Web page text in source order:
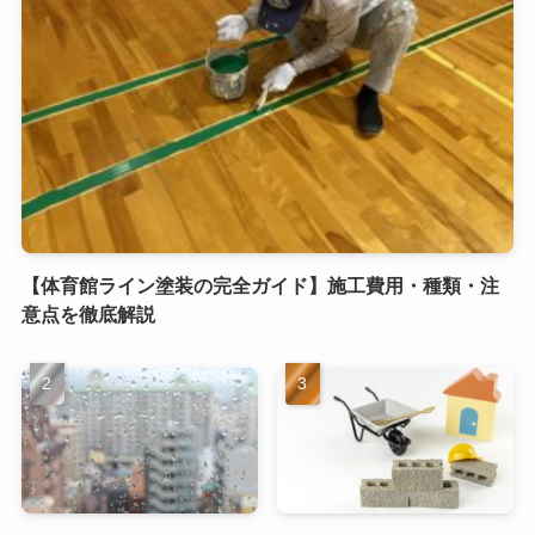
【体育館ライン塗装の完全ガイド】施工費用・種類・注
意点を徹底解説